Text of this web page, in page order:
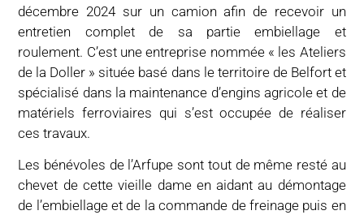
décembre 2024 sur un camion afin de recevoir un
entretien complet de sa partie embiellage et
roulement. C’est une entreprise nommée « les Ateliers
de la Doller » située basé dans le territoire de Belfort et
spécialisé dans la maintenance d’engins agricole et de
matériels ferroviaires qui s’est occupée de réaliser
ces travaux.
Les bénévoles de l’Arfupe sont tout de même resté au
chevet de cette vieille dame en aidant au démontage
de l’embiellage et de la commande de freinage puis en